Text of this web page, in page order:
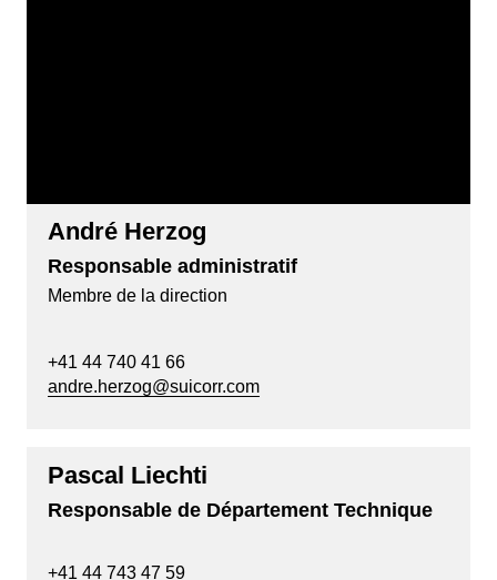
André Herzog
Responsable administratif
Membre de la direction
+41 44 740 41 66
andre.herzog@suicorr.com
Pascal Liechti
Responsable de Département Technique
+41 44 743 47 59